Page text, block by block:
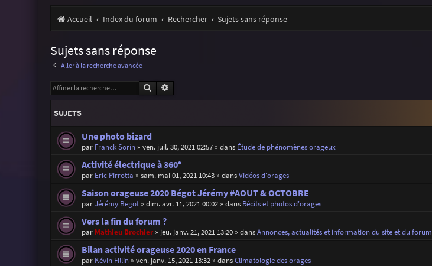
Accueil Index du forum Rechercher Sujets sans réponse
Sujets sans réponse
Aller à la recherche avancée
Rechercher
SUJETS
Une photo bizard
par Franck Sorin» ven. juil. 30, 2021 02:57» dans Étude de phénomènes orageux
Activité électrique à 360°
par Eric Pirrotta » sam. mai 01, 2021 10:43» dansVidéos d'orages
Saison orageuse 2020 Bégot Jérémy #AOUT & OCTOBRE
parJérémy Begot» dim. avr. 11, 2021 00:02» dans Récits et photos d'orages
Vers la fin du forum ?
par Mathieu Brochier» jeu. janv. 21, 2021 13:20» dansAnnonces, actualités et information du site et du forum
Bilan activité orageuse 2020 en France
par Kévin Fillin» ven. janv. 15, 2021 13:32» dansClimatologie des orages